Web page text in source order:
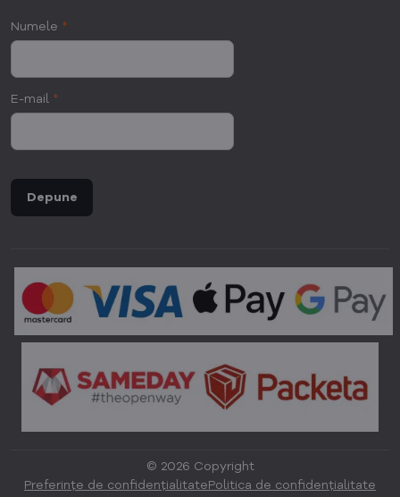
Numele *
E-mail *
Depune
© 2026 Copyright
Preferințe de confidențialitatePolitica de confidențialitate